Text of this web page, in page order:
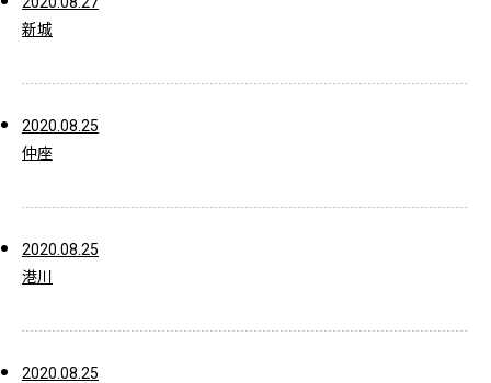
新城
2020.08.25
仲座
2020.08.25
港川
2020.08.25